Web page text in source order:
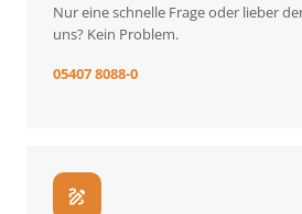
Nur eine schnelle Frage oder lieber
uns? Kein Problem.
05407 8088-0
draw